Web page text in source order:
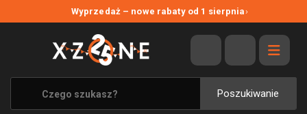
Wyprzedaż – nowe rabaty od 1 sierpnia›
Poszukiwanie
WYPRZEDAŻ
WSZYSTKIE MARKI
XZONE ORIGINALS
UBRANIA I AKCESORIA